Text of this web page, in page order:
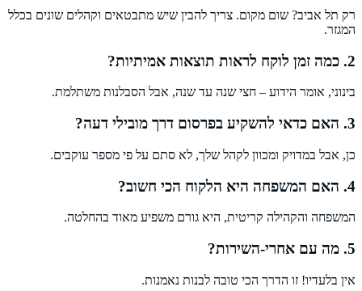
רק תל אביב? שום מקום. צריך להבין שיש מתבטאים וקהלים שונים בכלל
המגזר.
2. כמה זמן לוקח לראות תוצאות אמיתיות?
בינוני, אומר הידוע – חצי שנה עד שנה, אבל הסבלנות משתלמת.
3. האם כדאי להשקיע בפרסום דרך מובילי דעה?
כן, אבל במדויק ומכוון לקהל שלך, לא סתם על פי מספר עוקבים.
4. האם המשפחה היא הלקוח הכי חשוב?
המשפחה והקהילה קריטית, היא גורם משפיע מאוד בהחלטה.
5. מה עם אחרי-השירות?
אין בלעדיו! זו הדרך הכי טובה לבנות נאמנות.